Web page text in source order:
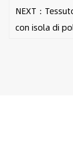
NEXT：
con isola di